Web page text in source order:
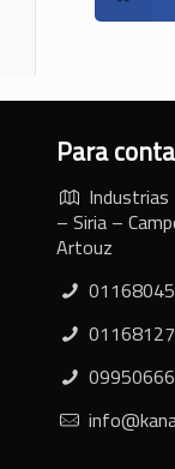
Para
– Siria –
Artouz